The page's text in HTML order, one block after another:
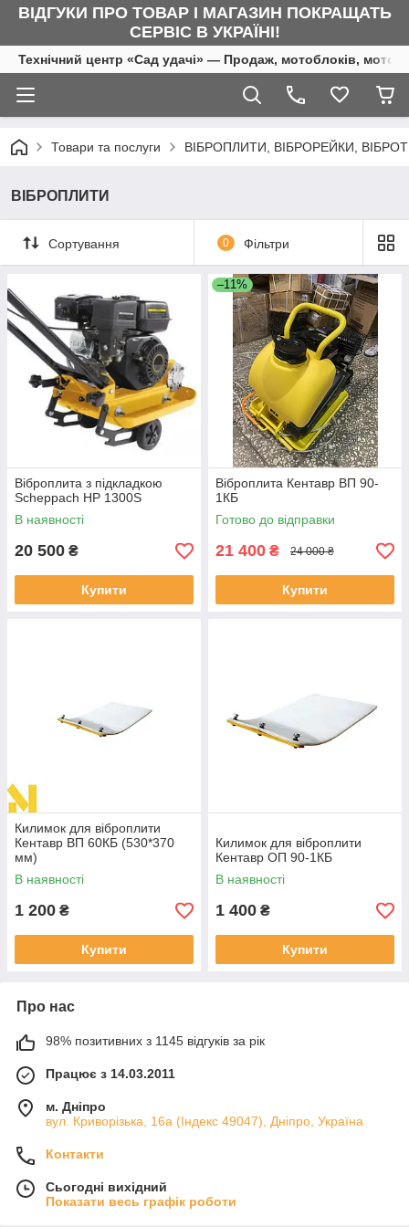
ВІДГУКИ ПРО ТОВАР І МАГАЗИН ПОКРАЩАТЬ
СЕРВІС В УКРАЇНІ!
Технічний центр «Сад удачі» — Продаж, мотоблоків,
Товари та послуги ВІБРОПЛИТИ, ВІБРОРЕЙКИ,
ВІБРОПЛИТИ
Сортування 0 Фільтри
Віброплита з підкладкою
Scheppach HP 1300S
В наявності
20 500 ₴
Купити
–11%
Віброплита Кентавр ВП 90-
1КБ
Готово до відправки
21 400 ₴ 24 000 ₴
Купити
Килимок для віброплити
Кентавр ВП 60КБ (530*370
мм)
В наявності
1 200 ₴
Купити
Килимок для віброплити
Кентавр ОП 90-1КБ
В наявності
1 400 ₴
Купити
Про нас
98% позитивних з 1145 відгуків за рік
Працює з 14.03.2011
м. Дніпро
вул. Криворізька, 16а (Індекс 49047), Дніпро, Україна
Контакти
Сьогодні вихідний
Показати весь графік роботи